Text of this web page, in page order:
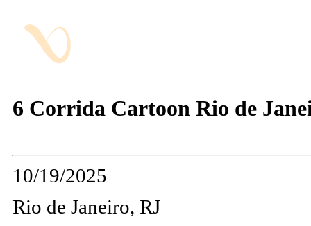
6 Corrida Cartoon Rio de
10/19/2025
Rio de Janeiro, RJ